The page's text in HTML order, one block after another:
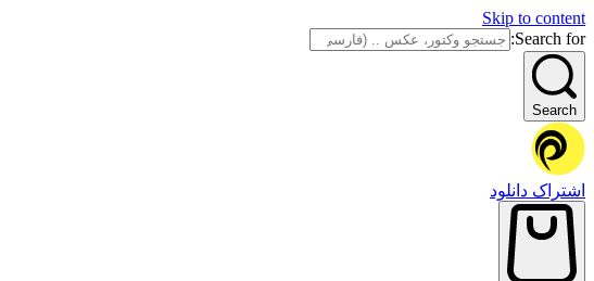
Skip to content
Search for:
Search
اشتراک دانلود